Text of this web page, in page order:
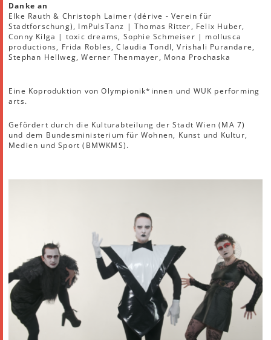
Danke an
Elke Rauth & Christoph Laimer (dérive - Verein für
Stadtforschung), ImPulsTanz | Thomas Ritter, Felix Huber,
Conny Kilga | toxic dreams, Sophie Schmeiser | mollusca
productions, Frida Robles, Claudia Tondl, Vrishali Purandare,
Stephan Hellweg, Werner Thenmayer, Mona Prochaska
Eine Koproduktion von Olympionik*innen und WUK performing
arts.
Gefördert durch die Kulturabteilung der Stadt Wien (MA 7)
und dem Bundesministerium für Wohnen, Kunst und Kultur,
Medien und Sport (BMWKMS).